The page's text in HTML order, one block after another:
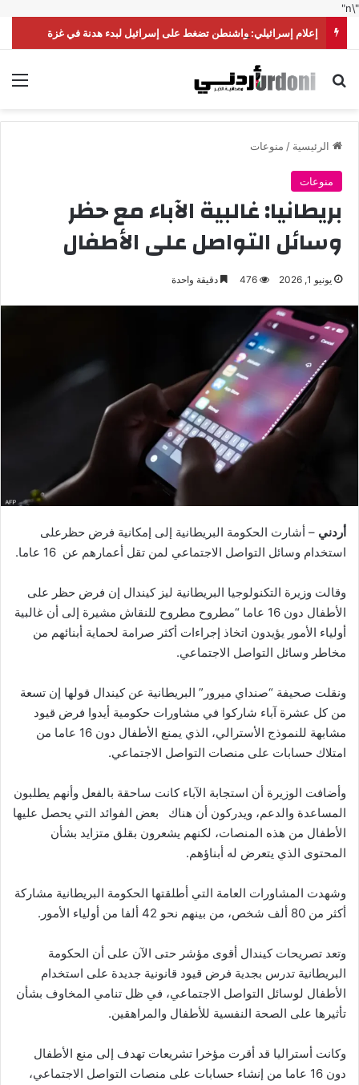
"\n"
إعلام إسرائيلي: واشنطن تضغط على إسرائيل لبدء هدنة في غزة
بحث عن
الرئيسية / منوعات
منوعات
بريطانيا: غالبية الآباء مع حظر
وسائل التواصل على الأطفال
يونيو 1, 2026 476 دقيقة واحدة
أردني – أشارت الحكومة البريطانية إلى إمكانية فرض حظرعلى
استخدام وسائل التواصل الاجتماعي لمن تقل أعمارهم عن 16 عاما.
وقالت وزيرة التكنولوجيا البريطانية ليز كيندال إن فرض حظر على
الأطفال دون 16 عاما “مطروح مطروح للنقاش مشيرة إلى أن غالبية
أولياء الأمور يؤيدون اتخاذ إجراءات أكثر صرامة لحماية أبنائهم من
مخاطر وسائل التواصل الاجتماعي.
ونقلت صحيفة “صنداي ميرور” البريطانية عن كيندال قولها إن تسعة
من كل عشرة آباء شاركوا في مشاورات حكومية أيدوا فرض قيود
مشابهة للنموذج الأسترالي، الذي يمنع الأطفال دون 16 عاما من
امتلاك حسابات على منصات التواصل الاجتماعي.
وأضافت الوزيرة أن استجابة الآباء كانت ساحقة بالفعل وأنهم يطلبون
المساعدة والدعم، ويدركون أن هناك بعض الفوائد التي يحصل عليها
الأطفال من هذه المنصات، لكنهم يشعرون بقلق متزايد بشأن
المحتوى الذي يتعرض له أبناؤهم.
وشهدت المشاورات العامة التي أطلقتها الحكومة البريطانية مشاركة
أكثر من 80 ألف شخص، من بينهم نحو 42 ألفا من أولياء الأمور.
وتعد تصريحات كيندال أقوى مؤشر حتى الآن على أن الحكومة
البريطانية تدرس بجدية فرض قيود قانونية جديدة على استخدام
الأطفال لوسائل التواصل الاجتماعي، في ظل تنامي المخاوف بشأن
تأثيرها على الصحة النفسية للأطفال والمراهقين.
وكانت أستراليا قد أقرت مؤخرا تشريعات تهدف إلى منع الأطفال
دون 16 عاما من إنشاء حسابات على منصات التواصل الاجتماعي،